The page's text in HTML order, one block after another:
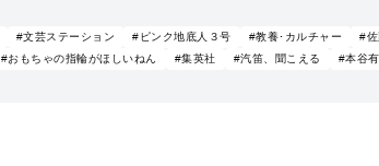
#文芸ステーション #ピンク地底人３号 #教養･カルチャー #
#おもちゃの指輪がほしいねん #集英社 #汽笛、聞こえる #本谷